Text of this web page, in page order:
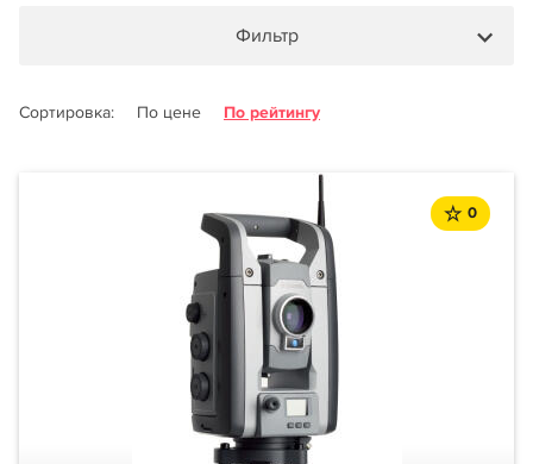
Фильтр
Сортировка: По цене По рейтингу
0